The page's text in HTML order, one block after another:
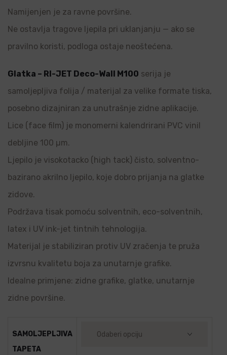
Namijenjen je za ravne površine.
Ne ostavlja tragove ljepila pri uklanjanju — ako se
pravilno koristi, podloga ostaje neoštećena.
Glatka – RI-JET Deco-Wall M100 serija je
samoljepljiva folija / materijal za velike formate tiska,
posebno dizajniran za unutrašnje zidne aplikacije.
Lice (face film) je monomerni kalendrirani PVC vinil
debljine 100 µm.
Ljepilo je visokotacko (high tack) čisto, solventno-
bazirano akrilno ljepilo, koje dobro prijanja na glatke
zidove.
Podržava tisak pomoću solventnih, eco-solventnih,
latex i UV ink-jet tintnih tehnologija.
Materijal je stabiliziran protiv UV zračenja te pruža
izvrsnu kvalitetu boja za unutarnje grafike.
Idealne primjene: zidne grafike, glatke, unutarnje
zidne površine.
SAMOLJEPLJIVA
TAPETA